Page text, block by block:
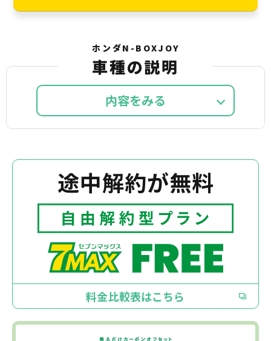
ホンダN-BOXJOY
車種の説明
内容を
途中解約が無料
料金比較表はこちら